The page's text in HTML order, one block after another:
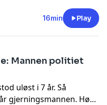
16min Play
Mannen politiet
uløst i 7 år. Så
gjerningsmannen. Hør